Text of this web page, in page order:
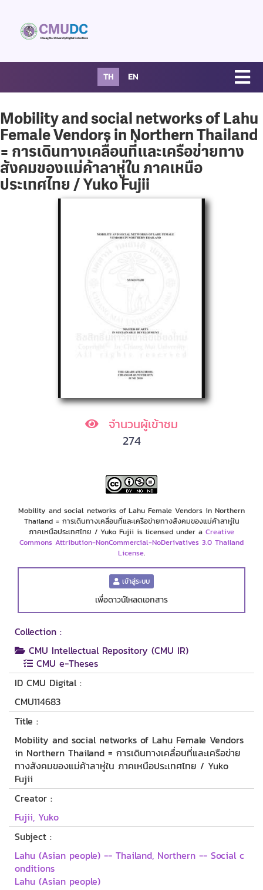
TH EN
Mobility and social networks of Lahu
Female Vendors in Northern Thailand
= การเดินทางเคลื่อนที่และเครือข่ายทาง
สังคมของแม่ค้าลาหู่ใน ภาคเหนือ
ประเทศไทย / Yuko Fujii
จำนวนผู้เข้าชม
274
Mobility and social networks of Lahu Female Vendors in Northern
Thailand = การเดินทางเคลื่อนที่และเครือข่ายทางสังคมของแม่ค้าลาหู่ใน
ภาคเหนือประเทศไทย / Yuko Fujii is licensed under a Creative
Commons Attribution-NonCommercial-NoDerivatives 3.0 Thailand
License.
เข้าสู่ระบบ
เพื่อดาวน์โหลดเอกสาร
Collection :
CMU Intellectual Repository (CMU IR)
CMU e-Theses
ID CMU Digital :
CMU114683
Title :
Mobility and social networks of Lahu Female Vendors
in Northern Thailand = การเดินทางเคลื่อนที่และเครือข่าย
ทางสังคมของแม่ค้าลาหู่ใน ภาคเหนือประเทศไทย / Yuko
Fujii
Creator :
Fujii, Yuko
Subject :
Lahu (Asian people) -- Thailand, Northern -- Social c
onditions
Lahu (Asian people)